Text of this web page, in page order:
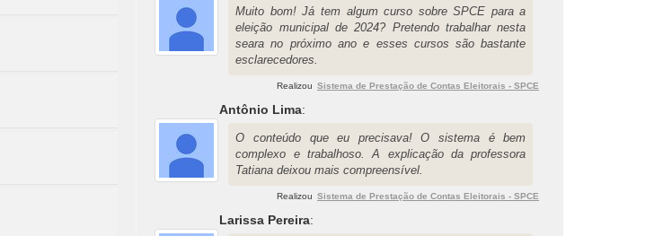
Muito bom! Já tem algum curso sobre SPCE para a
eleição municipal de 2024? Pretendo trabalhar nesta
seara no próximo ano e esses cursos são bastante
esclarecedores.
Realizou Sistema de Prestação de Contas Eleitorais - SPCE
Antônio Lima:
O conteúdo que eu precisava! O sistema é bem
complexo e trabalhoso. A explicação da professora
Tatiana deixou mais compreensível.
Realizou Sistema de Prestação de Contas Eleitorais - SPCE
Larissa Pereira: